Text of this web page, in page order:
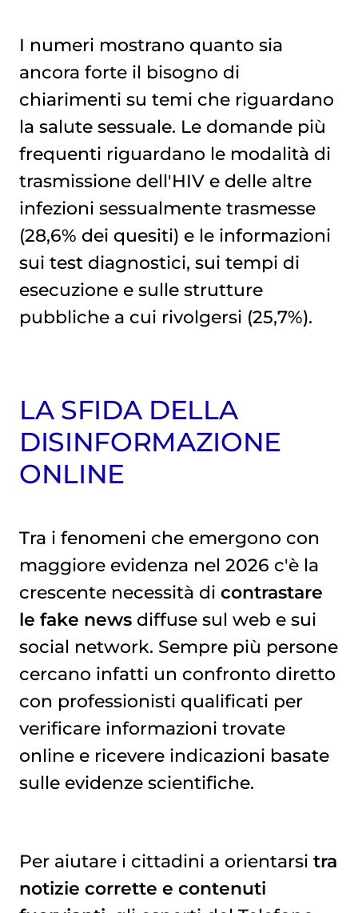
I numeri mostrano quanto sia
ancora forte il bisogno di
chiarimenti su temi che riguardano
la salute sessuale. Le domande più
frequenti riguardano le modalità di
trasmissione dell'HIV e delle altre
infezioni sessualmente trasmesse
(28,6% dei quesiti) e le informazioni
sui test diagnostici, sui tempi di
esecuzione e sulle strutture
pubbliche a cui rivolgersi (25,7%).
LA SFIDA DELLA
DISINFORMAZIONE
ONLINE
Tra i fenomeni che emergono con
maggiore evidenza nel 2026 c'è la
crescente necessità di contrastare
le fake newsdiffuse sul web e sui
social network. Sempre più persone
cercano infatti un confronto diretto
con professionisti qualificati per
verificare informazioni trovate
online e ricevere indicazioni basate
sulle evidenze scientifiche.
Per aiutare i cittadini a orientarsi tra
notizie corrette e contenuti